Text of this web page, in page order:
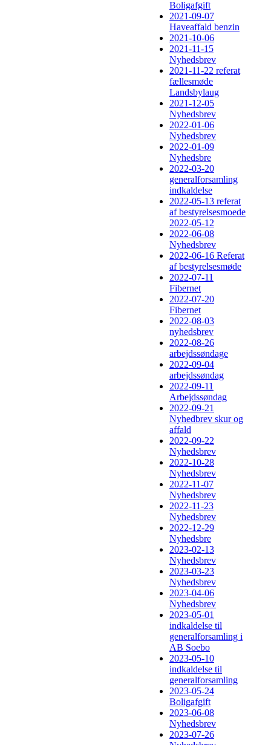
Boligafgift
2021-09-07
Haveaffald benzin
2021-10-06
2021-11-15
Nyhedsbrev
2021-11-22 referat
fællesmøde
Landsbylaug
2021-12-05
Nyhedsbrev
2022-01-06
Nyhedsbrev
2022-01-09
Nyhedsbre
2022-03-20
generalforsamling
indkaldelse
2022-05-13 referat
af bestyrelsesmoede
2022-05-12
2022-06-08
Nyhedsbrev
2022-06-16 Referat
af bestyrelsesmøde
2022-07-11
Fibernet
2022-07-20
Fibernet
2022-08-03
nyhedsbrev
2022-08-26
arbejdssøndage
2022-09-04
arbejdssøndag
2022-09-11
Arbejdssøndag
2022-09-21
Nyhedbrev skur og
affald
2022-09-22
Nyhedsbrev
2022-10-28
Nyhedsbrev
2022-11-07
Nyhedsbrev
2022-11-23
Nyhedsbrev
2022-12-29
Nyhedsbre
2023-02-13
Nyhedsbrev
2023-03-23
Nyhedsbrev
2023-04-06
Nyhedsbrev
2023-05-01
indkaldelse til
generalforsamling i
AB Soebo
2023-05-10
indkaldelse til
generalforsamling
2023-05-24
Boligafgift
2023-06-08
Nyhedsbrev
2023-07-26